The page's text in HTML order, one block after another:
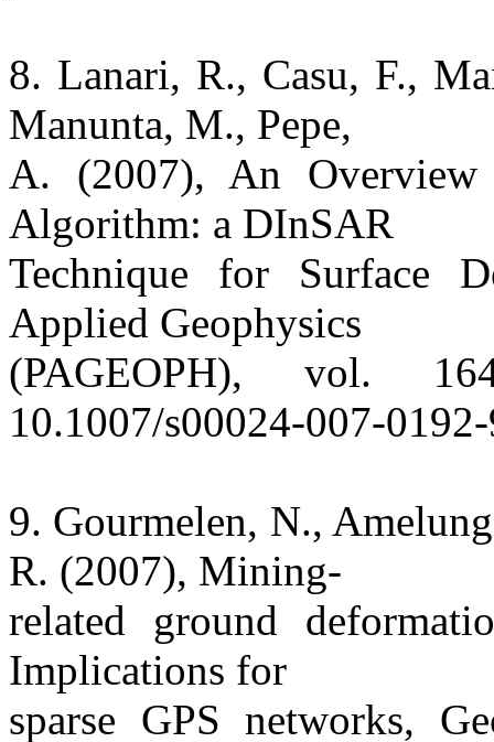
8. Lanari, R., Casu, F.,
Manunta, M., Pepe,
A. (2007), An
Algorithm: a DInSAR
Technique for Surface
Applied Geophysics
(PAGEOPH), vol.
10.1007/s00024-007-
9. Gourmelen, N.,
R. (2007), Mining-
related ground
Implications for
sparse GPS networks,